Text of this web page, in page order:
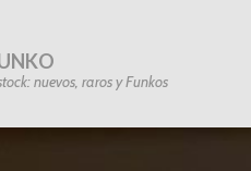
nuevos, raros y Funkos